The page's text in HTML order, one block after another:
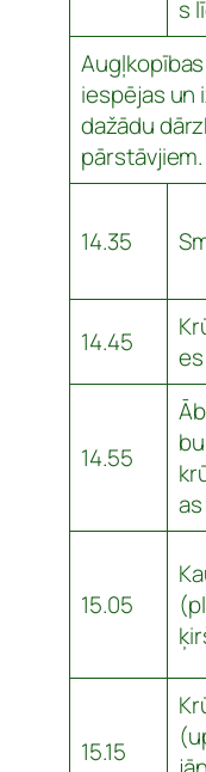
s
iespējas un
dažādu
pārstāvjiem.
14.35
14.45
es
14.55
as
15.05
15.15